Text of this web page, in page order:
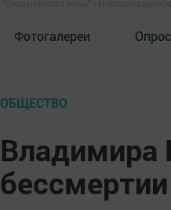
Фотогалереи
ОБЩЕСТВО
Владимира
бессмертии